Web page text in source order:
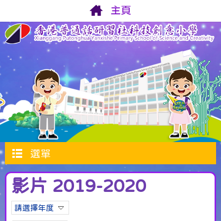
主頁
選單
影片 2019-2020
請選擇年度